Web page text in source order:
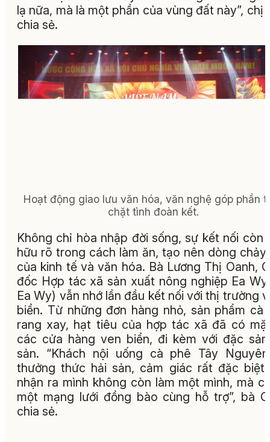
lạ nữa, mà là một phần của vùng đất này”, chị
chia sẻ.
Hoạt động giao lưu văn hóa, văn nghệ góp phần
chặt tình đoàn kết.
Không chỉ hòa nhập đời sống, sự kết nối còn
hữu rõ trong cách làm ăn, tạo nên dòng chảy
của kinh tế và văn hóa. Bà Lương Thị Oanh,
đốc Hợp tác xã sản xuất nông nghiệp Ea
Ea Wy) vẫn nhớ lần đầu kết nối với thị trường
biển. Từ những đơn hàng nhỏ, sản phẩm cà
rang xay, hạt tiêu của hợp tác xã đã có
các cửa hàng ven biển, đi kèm với đặc
sản. “Khách nội uống cà phê Tây
thưởng thức hải sản, cảm giác rất đặc biệt.
nhận ra mình không còn làm một mình, mà
một mạng lưới đồng bào cùng hỗ trợ”, bà
chia sẻ.